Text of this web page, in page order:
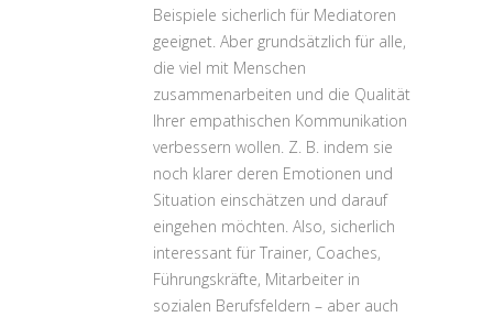
Beispiele sicherlich für Mediatoren
geeignet. Aber grundsätzlich für alle,
die viel mit Menschen
zusammenarbeiten und die Qualität
Ihrer empathischen Kommunikation
verbessern wollen. Z. B. indem sie
noch klarer deren Emotionen und
Situation einschätzen und darauf
eingehen möchten. Also, sicherlich
interessant für Trainer, Coaches,
Führungskräfte, Mitarbeiter in
sozialen Berufsfeldern – aber auch